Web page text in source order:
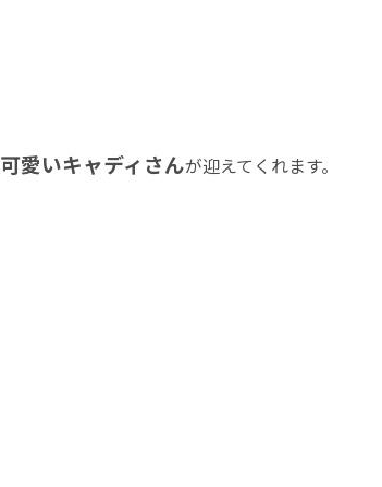
可愛いキャディさんが迎えてくれます。